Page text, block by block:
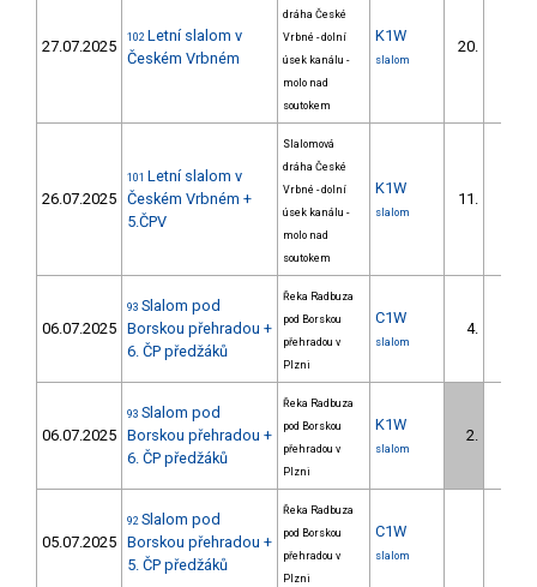
27.07.2025 102 Letní slalom v
Českém Vrbném
dráha České
Vrbné - dolní
úsek kanálu -
molo nad
soutokem
K1W
slalom
20.
26.07.2025
101 Letní slalom v
Českém Vrbném +
5.ČPV
Slalomová
dráha České
Vrbné - dolní
úsek kanálu -
molo nad
soutokem
K1W
slalom
11.
06.07.2025
93 Slalom pod
Borskou přehradou +
6. ČP předžáků
Řeka Radbuza
pod Borskou
přehradou v
Plzni
C1W
slalom
4.
06.07.2025
93 Slalom pod
Borskou přehradou +
6. ČP předžáků
Řeka Radbuza
pod Borskou
přehradou v
Plzni
K1W
slalom
2.
05.07.2025
92 Slalom pod
Borskou přehradou +
5. ČP předžáků
Řeka Radbuza
pod Borskou
přehradou v
Plzni
C1W
slalom